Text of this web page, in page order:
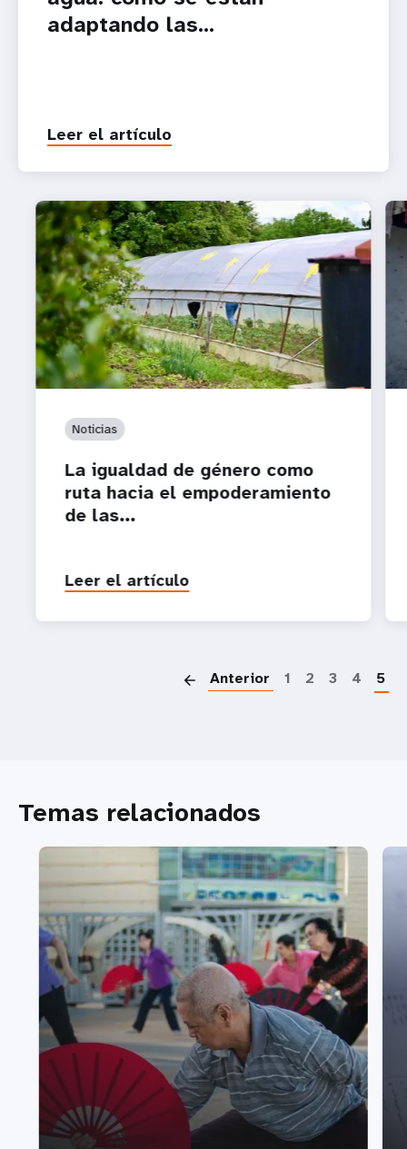
adaptando las...
Leer el artículo
Noticias
La igualdad de género como
ruta hacia el empoderamiento
de las...
Leer el artículo
Anterior 1 2 3 4 5
Temas relacionados